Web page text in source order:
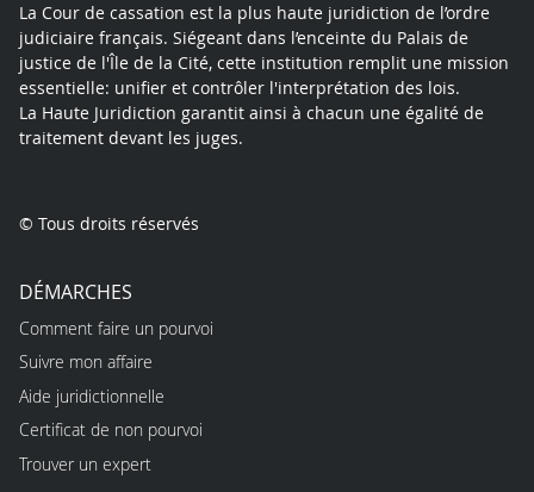
La Cour de cassation est la plus haute juridiction de l’ordre
judiciaire français. Siégeant dans l’enceinte du Palais de
justice de l'Île de la Cité, cette institution remplit une mission
essentielle: unifier et contrôler l'interprétation des lois.
La Haute Juridiction garantit ainsi à chacun une égalité de
traitement devant les juges.
© Tous droits réservés
DÉMARCHES
Comment faire un pourvoi
Suivre mon affaire
Aide juridictionnelle
Certificat de non pourvoi
Trouver un expert